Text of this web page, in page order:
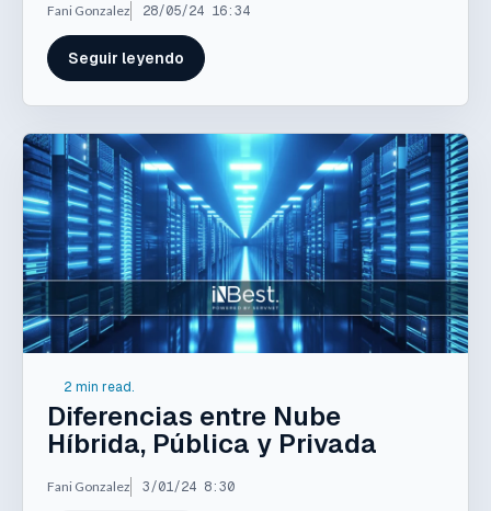
Fani Gonzalez 28/05/24 16:34
Seguir leyendo
2 min read.
Diferencias entre Nube
Híbrida, Pública y Privada
Fani Gonzalez 3/01/24 8:30